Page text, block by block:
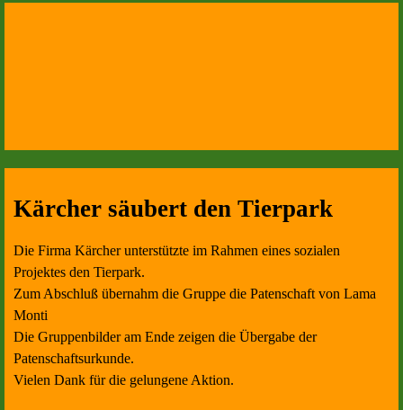
Kärcher säubert den Tierpark
Die Firma Kärcher unterstützte im Rahmen eines sozialen
Projektes den Tierpark.
Zum Abschluß übernahm die Gruppe die Patenschaft von Lama
Monti
Die Gruppenbilder am Ende zeigen die Übergabe der
Patenschaftsurkunde.
Vielen Dank für die gelungene Aktion.